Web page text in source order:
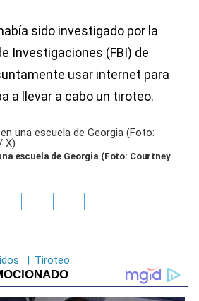
sido investigado por la
Investigaciones (FBI) de
usar internet para
a llevar a cabo un tiroteo.
escuela de Georgia (Foto: Courtney
| Tiroteo